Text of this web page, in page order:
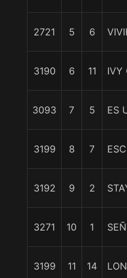
2721 5 6
3190 6 11 IVY
3093 7 5 ES
3199 8 7
3192 9 2
3271 10 1
3199 11 14